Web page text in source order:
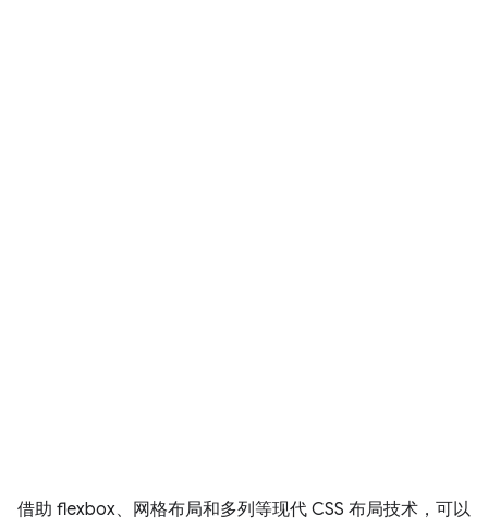
借助 flexbox、网格布局和多列等现代 CSS 布局技术，可以